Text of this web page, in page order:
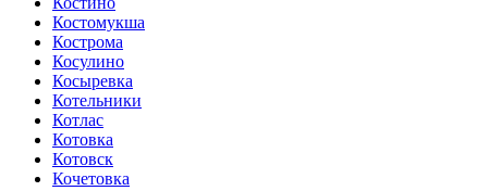
Костомукша
Кострома
Косулино
Косыревка
Котельники
Котлас
Котовка
Котовск
Кочетовка